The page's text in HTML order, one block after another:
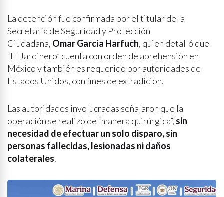
La detención fue confirmada por el titular de la
Secretaría de Seguridad y Protección
Ciudadana, Omar García Harfuch, quien detalló que
“El Jardinero” cuenta con orden de aprehensión en
México y también es requerido por autoridades de
Estados Unidos, con fines de extradición.
Las autoridades involucradas señalaron que la
operación se realizó de “manera quirúrgica”, sin
necesidad de efectuar un solo disparo, sin
personas fallecidas, lesionadas ni daños
colaterales.